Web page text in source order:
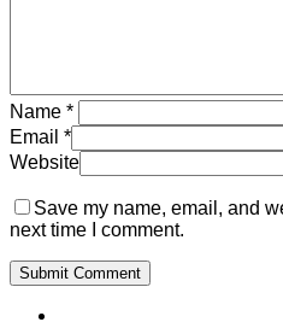
Name *
Email *
Website
Save my name, email, and
next time I comment.